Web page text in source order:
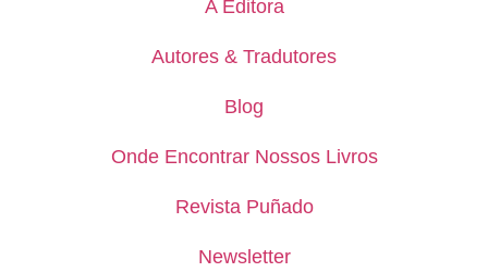
A Editora
Autores & Tradutores
Blog
Onde Encontrar Nossos Livros
Revista Puñado
Newsletter